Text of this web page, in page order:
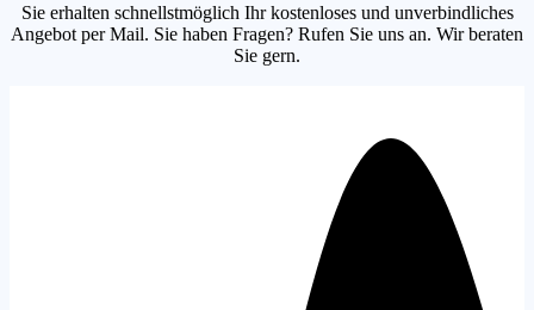
Sie erhalten schnellstmöglich Ihr kostenloses und unverbindliches
Angebot per Mail. Sie haben Fragen? Rufen Sie uns an. Wir beraten
Sie gern.